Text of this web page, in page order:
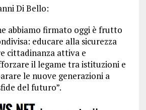
Di Bello:
abbiamo firmato oggi è frutto
educare alla sicurezza
cittadinanza attiva e
il legame tra istituzioni e
le nuove generazioni a
del futuro”.